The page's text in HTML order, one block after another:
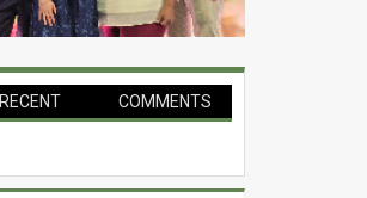
RECENT COMMENTS